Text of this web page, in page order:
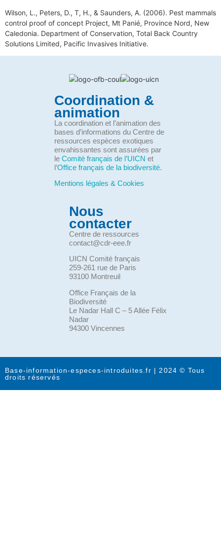
Wilson, L., Peters, D., T, H., & Saunders, A. (2006). Pest mammals
control proof of concept Project, Mt Panié, Province Nord, New
Caledonia. Department of Conservation, Total Back Country
Solutions Limited, Pacific Invasives Initiative.
Coordination &
animation
La coordination et l’animation des
bases d’informations du Centre de
ressources espèces exotiques
envahissantes sont assurées par
le Comité français de l’UICN et
l’Office français de la biodiversité.
Mentions légales & Cookies
Nous
contacter
Centre de ressources
contact@cdr-eee.fr
UICN Comité français
259-261 rue de Paris
93100 Montreuil
Office Français de la
Biodiversité
Le Nadar Hall C – 5 Allée Félix
Nadar
94300 Vincennes
Base-information-especes-introduites.fr | 2024 © Tous
droits réservés